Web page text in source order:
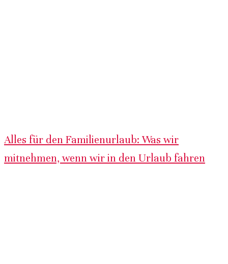
Alles für den Familienurlaub: Was wir
mitnehmen, wenn wir in den Urlaub fahren